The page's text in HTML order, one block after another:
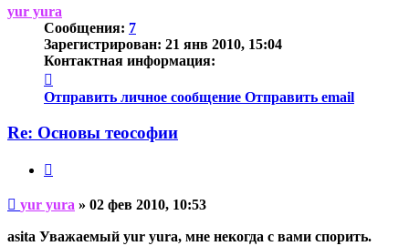
началу
yur yura
Сообщения: 7
Зарегистрирован: 21 янв 2010, 15:04
Контактная информация:
информация
пользователя
yura
Отправить личное сообщение Отправить email
Re: Основы теософии
Непрочитанное
сообщение
yur yura » 02 фев 2010, 10:53
asita Уважаемый yur yura, мне некогда с вами спорить.